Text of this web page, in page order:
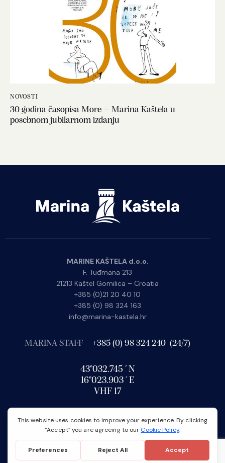
NOVOSTI
30 godina časopisa More – Marina Kaštela u
posebnom jubilarnom izdanju
MARINE KAŠTELA d.o.o.
F. Tuđmana 213
21213 Kaštel Gomilica – Croatia
+385 (0)21 20 40 10
+385 (0) 98 324 163
info@marina-kastela.hr
MARINA STAFF +385 (0) 98 324 240 (24/7)
43°032.745´N
16°023.903´E
VHF 17
MARINE KAŠTELA © 2026. All Rights Reserved.